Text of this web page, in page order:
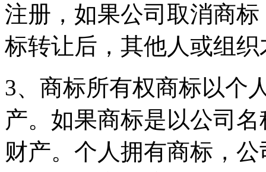
注册，如果公司取消商
标转让后，其他人或组
3、商标所有权商标以个
产。如果商标是以公司
财产。个人拥有商标，